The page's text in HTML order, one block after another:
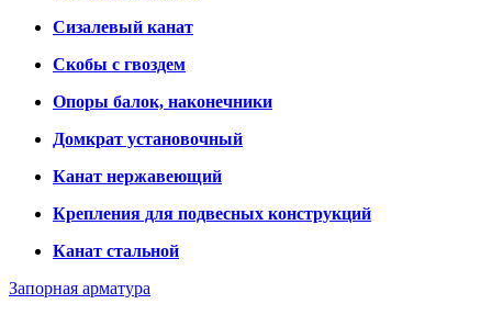
Сизалевый канат
Скобы с гвоздем
Опоры балок, наконечники
Домкрат установочный
Канат нержавеющий
Крепления для подвесных конструкций
Канат стальной
Запорная арматура